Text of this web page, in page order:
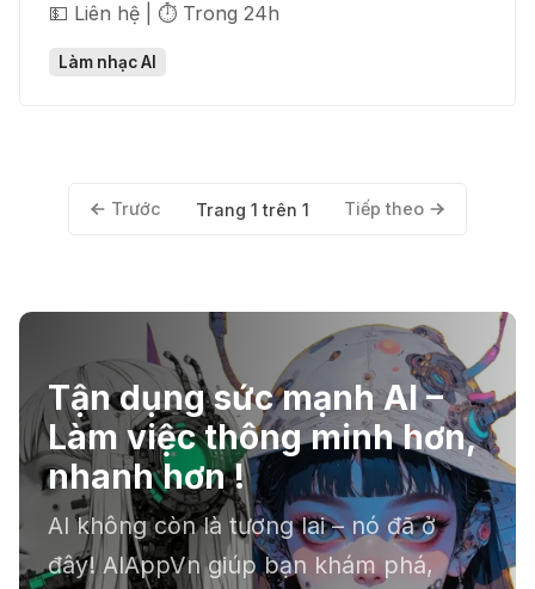
💵 Liên hệ | ⏱️ Trong 24h
Làm nhạc AI
Trước Trang 1 trên 1 Tiếp theo
Tận dụng sức mạnh AI –
Làm việc thông minh hơn,
nhanh hơn !
AI không còn là tương lai – nó đã ở
đây! AIAppVn giúp bạn khám phá,